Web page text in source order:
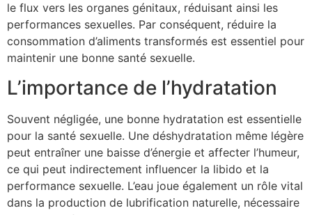
le flux vers les organes génitaux, réduisant ainsi les
performances sexuelles. Par conséquent, réduire la
consommation d’aliments transformés est essentiel pour
maintenir une bonne santé sexuelle.
L’importance de l’hydratation
Souvent négligée, une bonne hydratation est essentielle
pour la santé sexuelle. Une déshydratation même légère
peut entraîner une baisse d’énergie et affecter l’humeur,
ce qui peut indirectement influencer la libido et la
performance sexuelle. L’eau joue également un rôle vital
dans la production de lubrification naturelle, nécessaire